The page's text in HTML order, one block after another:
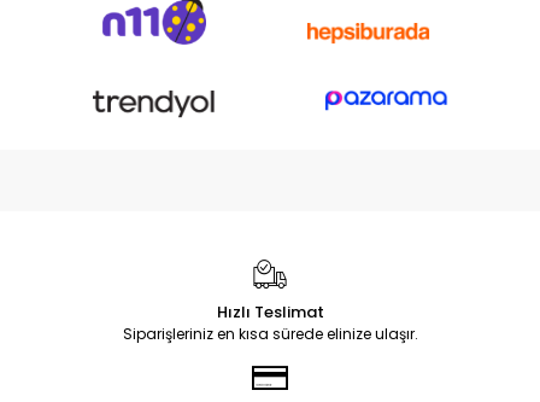
Hızlı Teslimat
Siparişleriniz en kısa sürede elinize ulaşır.